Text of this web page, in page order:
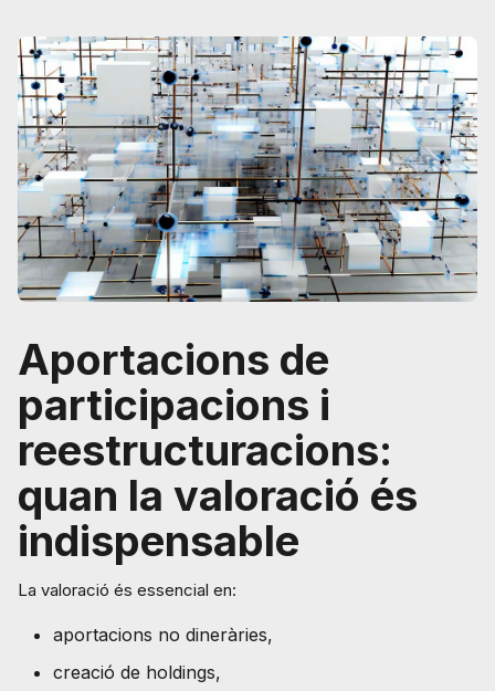
Aportacions de
participacions i
reestructuracions:
quan la valoració és
indispensable
La valoració és essencial en:
aportacions no dineràries,
creació de holdings,